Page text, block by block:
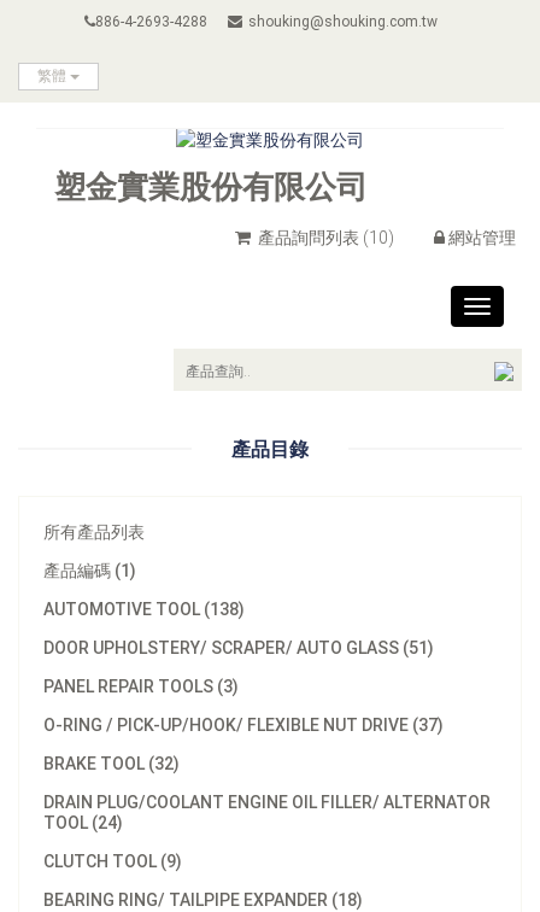
886-4-2693-4288 shouking@shouking.com.tw
繁體
塑金實業股份有限公司
產品詢問列表 (10) 網站管理
Toggle
產品目錄
所有產品列表
產品編碼 (1)
AUTOMOTIVE TOOL (138)
DOOR UPHOLSTERY/ SCRAPER/ AUTO GLASS (51)
PANEL REPAIR TOOLS (3)
O-RING / PICK-UP/HOOK/ FLEXIBLE NUT DRIVE (37)
BRAKE TOOL (32)
DRAIN PLUG/COOLANT ENGINE OIL FILLER/ ALTERNATOR
TOOL (24)
CLUTCH TOOL (9)
BEARING RING/ TAILPIPE EXPANDER (18)